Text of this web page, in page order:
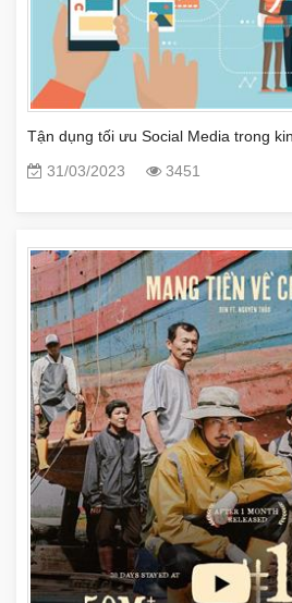
Tận dụng tối ưu Social Media trong
31/03/2023
3451